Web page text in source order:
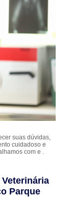
suas dúvidas,
cuidadoso e
com e .
Parque